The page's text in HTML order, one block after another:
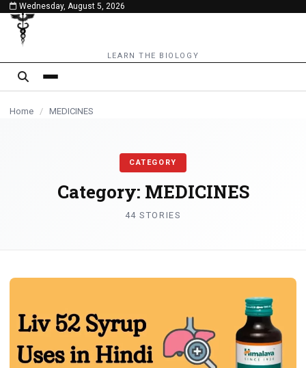
content
Wednesday, August 5, 2026
LEARN THE BIOLOGY
Home / MEDICINES
CATEGORY
Category: MEDICINES
44 STORIES
MEDICINES
MEDICINES
MEDICINES
MEDICINES
MEDICINES
MEDICINES
MEDICINES
MEDICINES
MEDICINES
MEDICINES
MEDICINES
MEDICINES
MEDICINES
MEDICINES